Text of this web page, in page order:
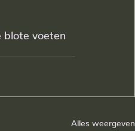
blote voeten
Alles weergeven